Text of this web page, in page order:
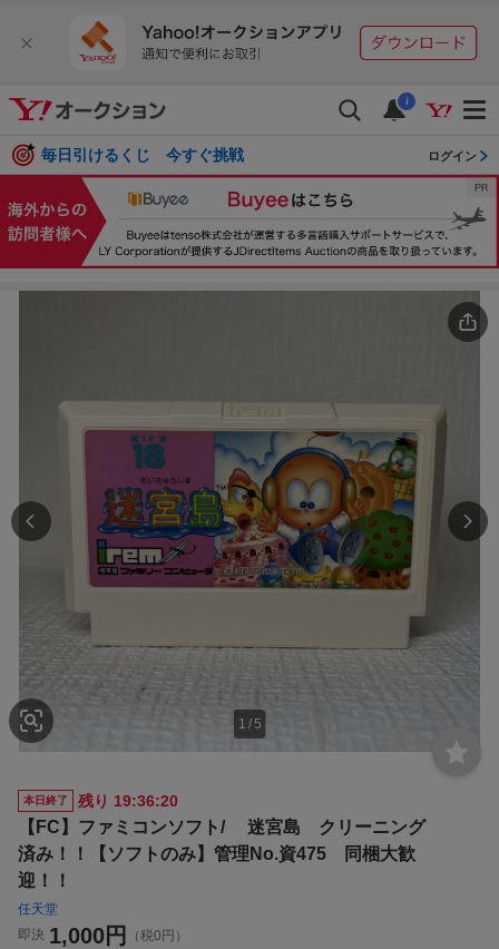
i
毎日引けるくじ 今すぐ挑戦 ログイン
1 /5
本日終了 残り 19:36:19
【FC】ファミコンソフト/ 迷宮島 クリーニング
済み！！【ソフトのみ】管理No.資475 同梱大歓
迎！！
任天堂
即決 1,000円
（税0円）